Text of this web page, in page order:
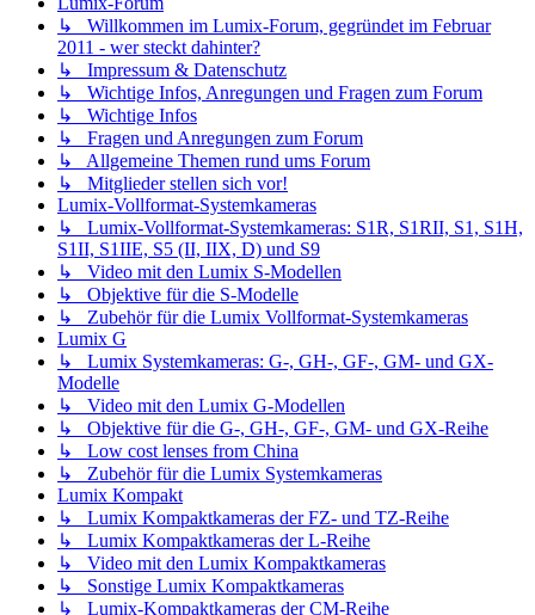
↳ Willkommen im Lumix-Forum, gegründet im Februar
2011 - wer steckt dahinter?
↳ Impressum & Datenschutz
↳ Wichtige Infos, Anregungen und Fragen zum Forum
↳ Wichtige Infos
↳ Fragen und Anregungen zum Forum
↳ Allgemeine Themen rund ums Forum
↳ Mitglieder stellen sich vor!
Lumix-Vollformat-Systemkameras
↳ Lumix-Vollformat-Systemkameras: S1R, S1RII, S1, S1H,
S1II, S1IIE, S5 (II, IIX, D) und S9
↳ Video mit den Lumix S-Modellen
↳ Objektive für die S-Modelle
↳ Zubehör für die Lumix Vollformat-Systemkameras
Lumix G
↳ Lumix Systemkameras: G-, GH-, GF-, GM- und GX-
Modelle
↳ Video mit den Lumix G-Modellen
↳ Objektive für die G-, GH-, GF-, GM- und GX-Reihe
↳ Low cost lenses from China
↳ Zubehör für die Lumix Systemkameras
Lumix Kompakt
↳ Lumix Kompaktkameras der FZ- und TZ-Reihe
↳ Lumix Kompaktkameras der L-Reihe
↳ Video mit den Lumix Kompaktkameras
↳ Sonstige Lumix Kompaktkameras
↳ Lumix-Kompaktkameras der CM-Reihe